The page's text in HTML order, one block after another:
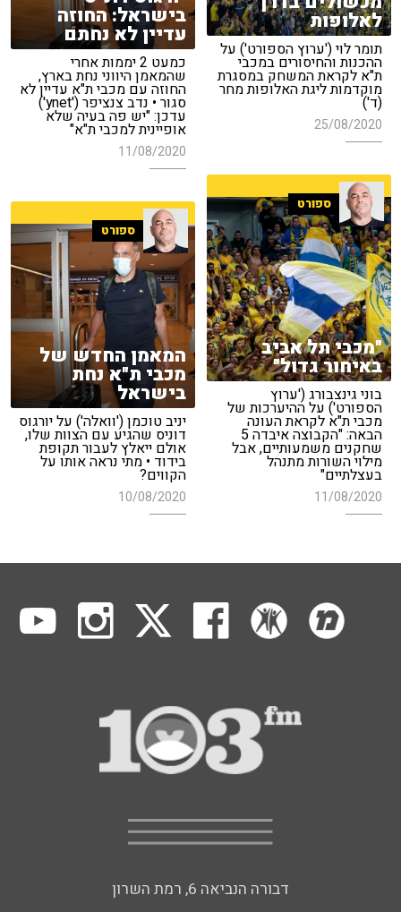
לאלופות
תומר לוי ('ערוץ הספורט') על
ההכנות והחיסורים במכבי
ת"א לקראת המשחק במסגרת
מוקדמות ליגת האלופות מחר
(ד')
25/08/2020
בישראל: החוזה
עדיין לא נחתם
כמעט 2 יממות אחרי
שהמאמן היווני נחת בארץ,
החוזה עם מכבי ת"א עדיין לא
סגור • נדב צנציפר ('ynet')
עדכן: "יש פה בעיה שלא
אופיינית למכבי ת"א"
11/08/2020
ספורט
"מכבי תל אביב
באיחור גדול"
בוני גינצבורג ('ערוץ
הספורט') על ההיערכות של
מכבי ת"א לקראת העונה
הבאה: "הקבוצה איבדה 5
שחקנים משמעותיים, אבל
מילוי השורות מתנהל
בעצלתיים"
11/08/2020
ספורט
המאמן החדש של
מכבי ת"א נחת
בישראל
יניב טוכמן ('וואלה') על יורגוס
דוניס שהגיע עם הצוות שלו,
אולם ייאלץ לעבור תקופת
בידוד • מתי נראה אותו על
הקווים?
10/08/2020
דבורה הנביאה 6, רמת השרון